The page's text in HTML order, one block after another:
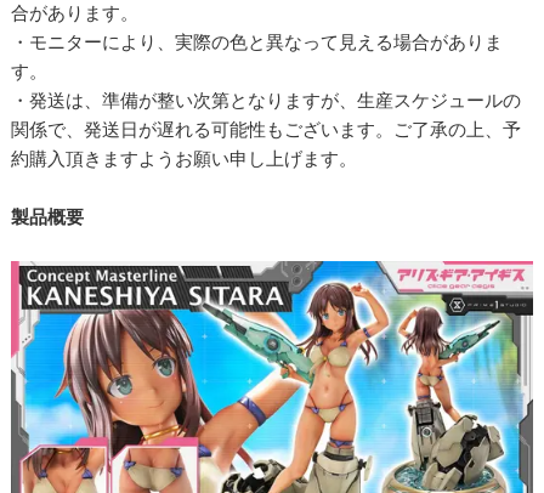
合があります。
・モニターにより、実際の色と異なって見える場合がありま
す。
・発送は、準備が整い次第となりますが、生産スケジュールの
関係で、発送日が遅れる可能性もございます。ご了承の上、予
約購入頂きますようお願い申し上げます。
製品概要